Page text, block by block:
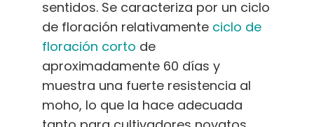
sentidos. Se caracteriza por un ciclo
de floración relativamente ciclo de
floración corto de
aproximadamente 60 días y
muestra una fuerte resistencia al
moho, lo que la hace adecuada